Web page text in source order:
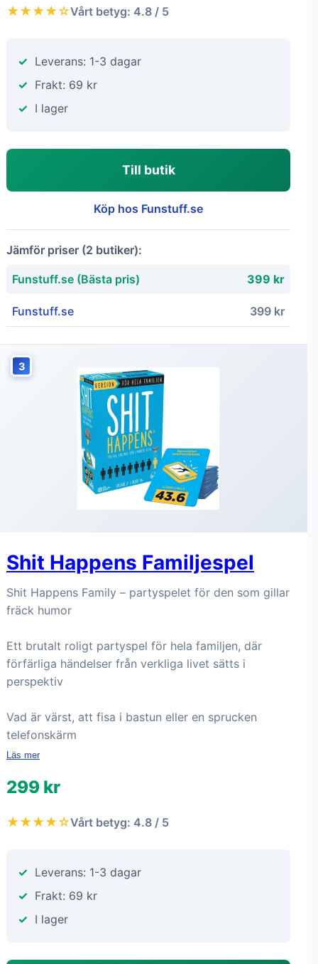
★★★★☆Vårt betyg: 4.8 / 5
Leverans: 1-3 dagar
Frakt: 69 kr
I lager
Till butik
Köp hos Funstuff.se
Jämför priser (2 butiker):
Funstuff.se (Bästa pris) 399 kr
Funstuff.se 399 kr
3
Shit Happens Familjespel
Shit Happens Family – partyspelet för den som gillar
fräck humor
Ett brutalt roligt partyspel för hela familjen, där
förfärliga händelser från verkliga livet sätts i
perspektiv
Vad är värst, att fisa i bastun eller en sprucken
telefonskärm
Läs mer
299 kr
★★★★☆Vårt betyg: 4.8 / 5
Leverans: 1-3 dagar
Frakt: 69 kr
I lager